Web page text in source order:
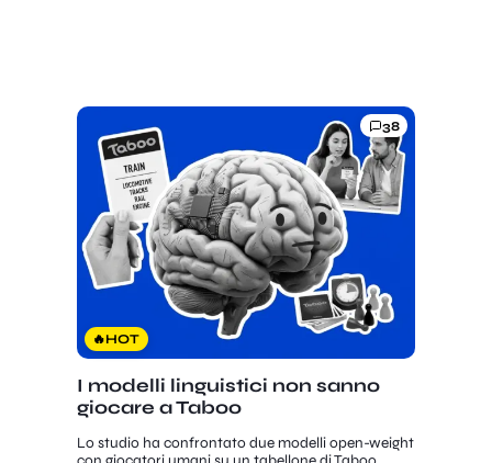
38
🔥HOT
I modelli linguistici non sanno
giocare a Taboo
Lo studio ha confrontato due modelli open-weight